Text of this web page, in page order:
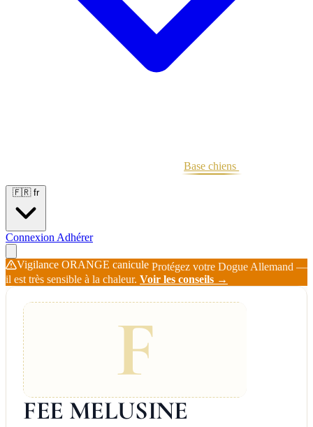
Base chiens
🇫🇷 fr
Connexion Adhérer
Vigilance ORANGE canicule Protégez votre Dogue Allemand —
il est très sensible à la chaleur. Voir les conseils →
F
FEE MELUSINE